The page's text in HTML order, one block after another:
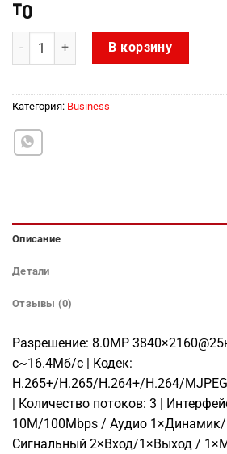
₸0
Количество товара DS-2DE7A825IWG-EB
В корзину
Категория: Business
Описание
Детали
Отзывы (0)
Разрешение: 8.0МР
с~16.4Мб/с | Кодек:
H.265+/H.265/H.264+/H.264/
| Количество потоков: 3 |
10M/100Mbps / Аудио
Сигнальный 2×Вход/1×Выход /